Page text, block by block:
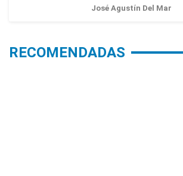
José Agustín Del Mar
RECOMENDADAS